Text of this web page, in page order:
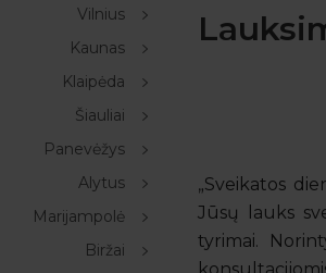
Vilnius
Kaunas
Klaipėda
Šiauliai
Panevėžys
Alytus
Marijampolė
Biržai
„Sveikatos
Jūsų lauks
tyrimai.